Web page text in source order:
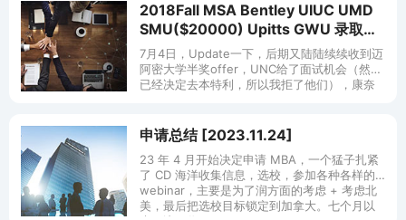
2018Fall MSA Bentley UIUC UMD
SMU($20000) Upitts GWU 录取经
验&申请总结 [2018.01.29]
7月4日，Update一下，后期又陆陆续续收到迈
阿密大学半奖offer，UNC给了面试机会（然而
已经决定去本特利，所以我拒了他们），康奈
申请总结 [2023.11.24]
23 年 4 月开始决定申请 MBA，一个猛子扎紧
了 CD 海洋收集信息，选校，参加各种各样的
webinar，主要是为了润方面的考虑 + 考虑北
美，最后把选校目标锁定到加拿大。七个月以